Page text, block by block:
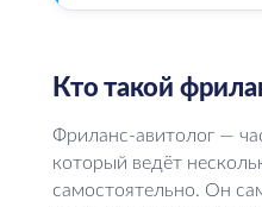
Кто такой
Фриланс-авитолог —
который ведёт
самостоятельно. Он